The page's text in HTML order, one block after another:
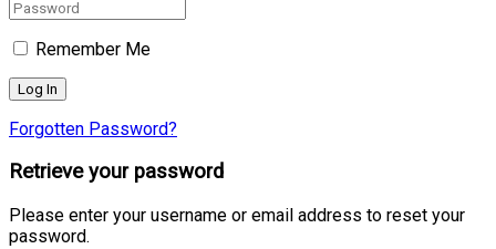
Remember Me
Forgotten Password?
Retrieve your password
Please enter your username or email address to reset your
password.